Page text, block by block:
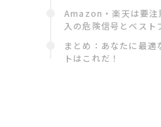
Amazon・楽天は要注
入の危険信号とベスト
まとめ：あなたに最適
トはこれだ！